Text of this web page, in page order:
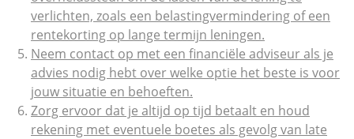
verlichten, zoals een belastingvermindering of een
rentekorting op lange termijn leningen.
Neem contact op met een financiële adviseur als je
advies nodig hebt over welke optie het beste is voor
jouw situatie en behoeften.
Zorg ervoor dat je altijd op tijd betaalt en houd
rekening met eventuele boetes als gevolg van late